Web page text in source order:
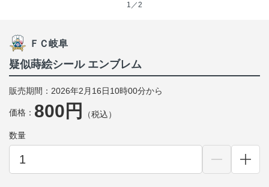
1／2
ＦＣ岐阜
疑似蒔絵シール エンブレム
販売期間：2026年2月16日10時00分から
価格： 800円 （税込）
数量